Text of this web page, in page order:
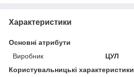
Характеристики
Основні атрибути
Виробник
ЦУЛ
Користувальницькі характеристики